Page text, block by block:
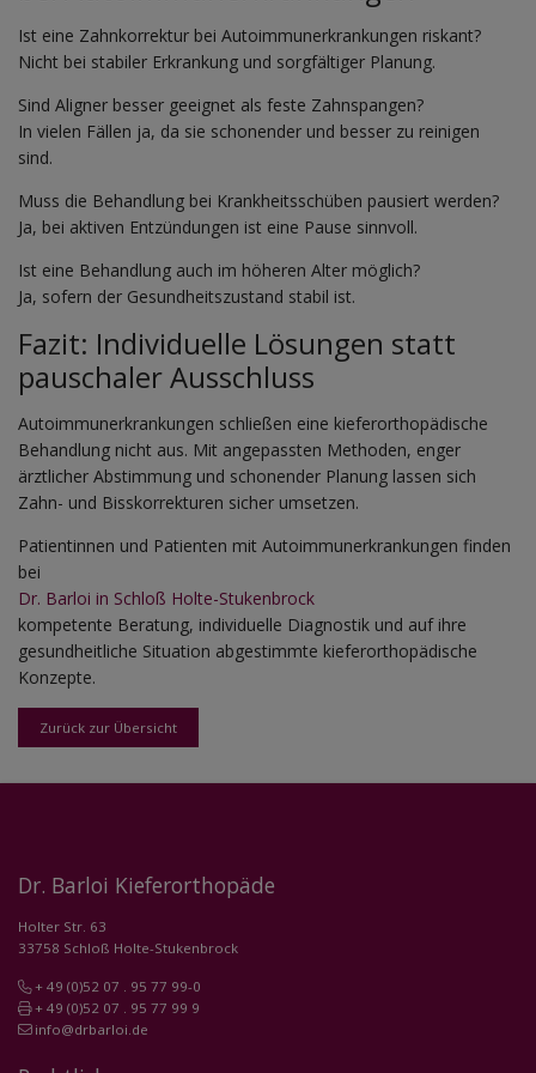
Zurück zur Übersicht
Ist eine Zahnkorrektur bei Autoimmunerkrankungen riskant?
Nicht bei stabiler Erkrankung und sorgfältiger Planung.
Sind Aligner besser geeignet als feste Zahnspangen?
In vielen Fällen ja, da sie schonender und besser zu reinigen
sind.
Muss die Behandlung bei Krankheitsschüben pausiert werden?
Ja, bei aktiven Entzündungen ist eine Pause sinnvoll.
Ist eine Behandlung auch im höheren Alter möglich?
Ja, sofern der Gesundheitszustand stabil ist.
Fazit: Individuelle Lösungen statt
pauschaler Ausschluss
Autoimmunerkrankungen schließen eine kieferorthopädische
Behandlung nicht aus. Mit angepassten Methoden, enger
ärztlicher Abstimmung und schonender Planung lassen sich
Zahn- und Bisskorrekturen sicher umsetzen.
Patientinnen und Patienten mit Autoimmunerkrankungen finden
bei
Dr. Barloi in Schloß Holte-Stukenbrock
kompetente Beratung, individuelle Diagnostik und auf ihre
gesundheitliche Situation abgestimmte kieferorthopädische
Konzepte.
Dr. Barloi Kieferorthopäde
Holter Str. 63
33758 Schloß Holte-Stukenbrock
+ 49 (0)52 07 . 95 77 99-0
+ 49 (0)52 07 . 95 77 99 9
info@drbarloi.de